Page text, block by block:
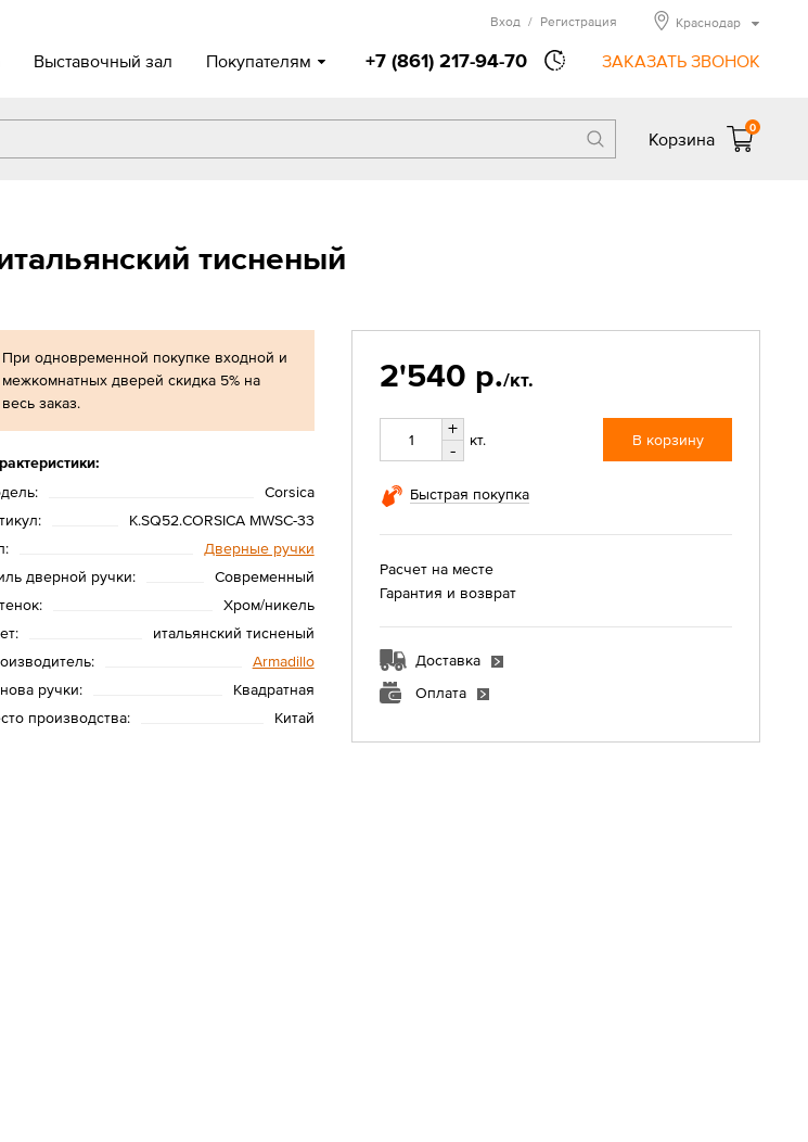
Выставочный зал Покупателям +7 (861) 217-94-70 ЗАКАЗАТЬ ЗВОНОК
Вход / Регистрация Краснодар
Корзина
0
тисненый
При одновременной покупке входной и
межкомнатных дверей скидка 5% на
весь заказ.
Corsica
K.SQ52.CORSICA MWSC-33
Дверные ручки
дверной ручки:
Современный
Хром/никель
итальянский тисненый
Armadillo
ручки:
Квадратная
производства:
Китай
2'540 р./кт.
+
-
кт. В корзину
Быстрая покупка
Расчет на месте
Гарантия и возврат
Доставка
Оплата